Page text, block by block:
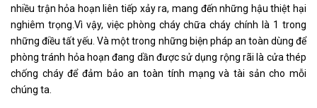
nhiều trận hỏa hoạn liên tiếp xảy ra, mang đến những hậu thiệt hại
nghiêm trọng.Vì vậy, việc phòng cháy chữa cháy chính là 1 trong
những điều tất yếu. Và một trong những biện pháp an toàn dùng để
phòng tránh hỏa hoạn đang dần được sử dụng rộng rãi là cửa thép
chống cháy để đảm bảo an toàn tính mạng và tài sản cho mỗi
chúng ta.